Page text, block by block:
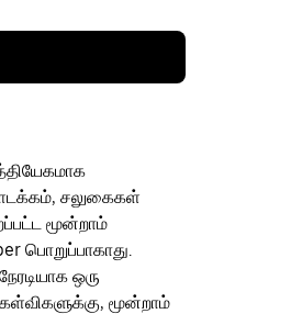
சலுகைகள்
மூன்றாம்
பொறுப்பாகாது.
ஒரு
மூன்றாம்